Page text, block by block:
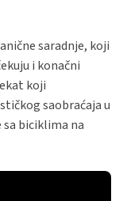
saradnje, koji
i konačni
koji
saobraćaja u
biciklima na